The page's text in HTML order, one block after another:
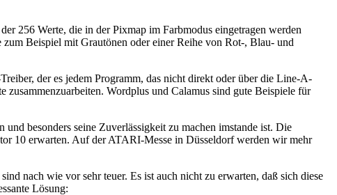
256 Werte, die in der Pixmap im Farbmodus eingetragen werden
Beispiel mit Grautönen oder einer Reihe von Rot-, Blau- und
der es jedem Programm, das nicht direkt oder über die Line-A-
Wordplus und Calamus sind gute Beispiele für
besonders seine Zuverlässigkeit zu machen imstande ist. Die
10 erwarten. Auf der ATARI-Messe in Düsseldorf werden wir mehr
nach wie vor sehr teuer. Es ist auch nicht zu erwarten, daß sich diese
Lösung: